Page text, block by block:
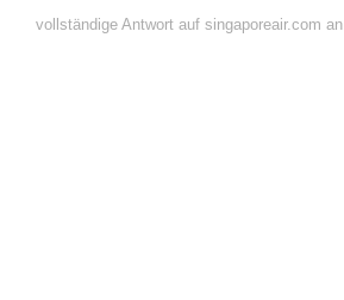
vollständige Antwort auf singaporeair.com an